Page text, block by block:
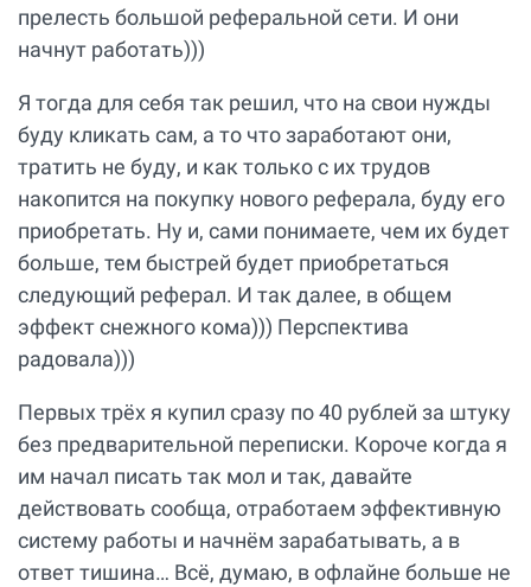
прелесть большой реферальной сети. И они
начнут работать)))
Я тогда для себя так решил, что на свои нужды
буду кликать сам, а то что заработают они,
тратить не буду, и как только с их трудов
накопится на покупку нового реферала, буду его
приобретать. Ну и, сами понимаете, чем их будет
больше, тем быстрей будет приобретаться
следующий реферал. И так далее, в общем
эффект снежного кома))) Перспектива
радовала)))
Первых трёх я купил сразу по 40 рублей за штуку
без предварительной переписки. Короче когда я
им начал писать так мол и так, давайте
действовать сообща, отработаем эффективную
систему работы и начнём зарабатывать, а в
ответ тишина… Всё, думаю, в офлайне больше не